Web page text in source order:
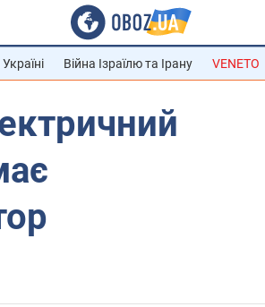
Війна Ізраїлю та Ірану VENETO